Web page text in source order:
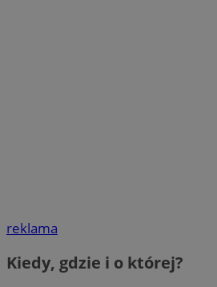
reklama
Kiedy, gdzie i o której?